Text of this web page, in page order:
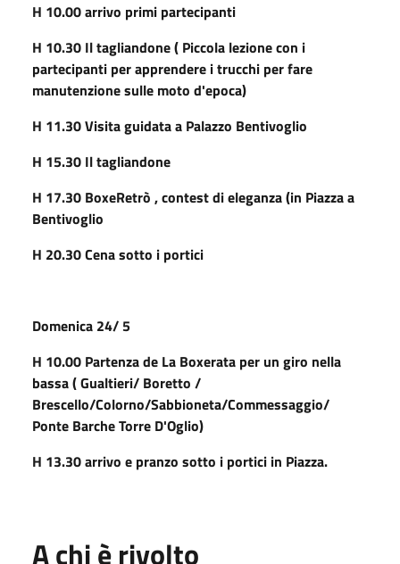
H 10.00 arrivo primi partecipanti
H 10.30 Il tagliandone ( Piccola lezione con i
partecipanti per apprendere i trucchi per fare
manutenzione sulle moto d'epoca)
H 11.30 Visita guidata a Palazzo Bentivoglio
H 15.30 Il tagliandone
H 17.30 BoxeRetrò , contest di eleganza (in Piazza a
Bentivoglio
H 20.30 Cena sotto i portici
Domenica 24/ 5
H 10.00 Partenza de La Boxerata per un giro nella
bassa ( Gualtieri/ Boretto /
Brescello/Colorno/Sabbioneta/Commessaggio/
Ponte Barche Torre D'Oglio)
H 13.30 arrivo e pranzo sotto i portici in Piazza.
A chi è rivolto